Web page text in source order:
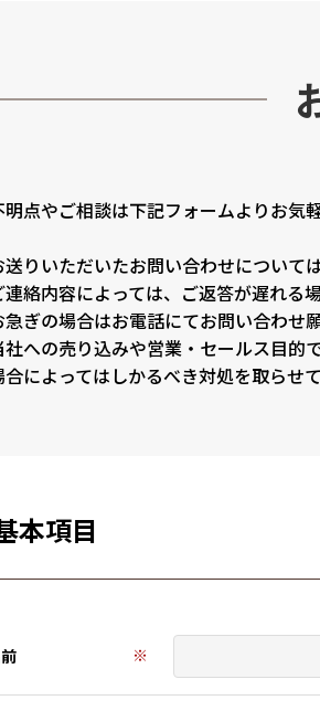
明点やご相談は下記フォームよりお気
りいただいたお問い合わせについて
絡内容によっては、ご返答が遅れる場
ぎの場合はお電話にてお問い合わせ願
への売り込みや営業・セールス目的
によってはしかるべき対処を取らせ
本項目
※